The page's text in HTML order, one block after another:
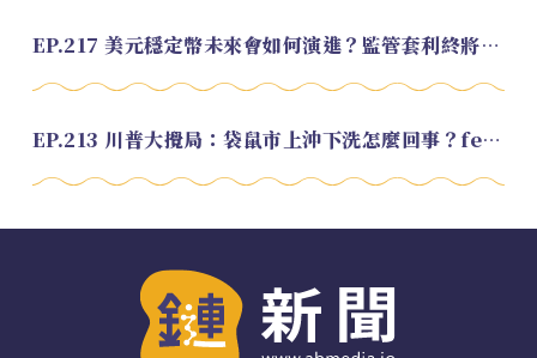
EP.217 美元穩定幣未來會如何演進？監管套利終將收斂？feat. 研究員 余哲安
EP.213 川普大攪局：袋鼠市上沖下洗怎麼回事？feat. Alvin